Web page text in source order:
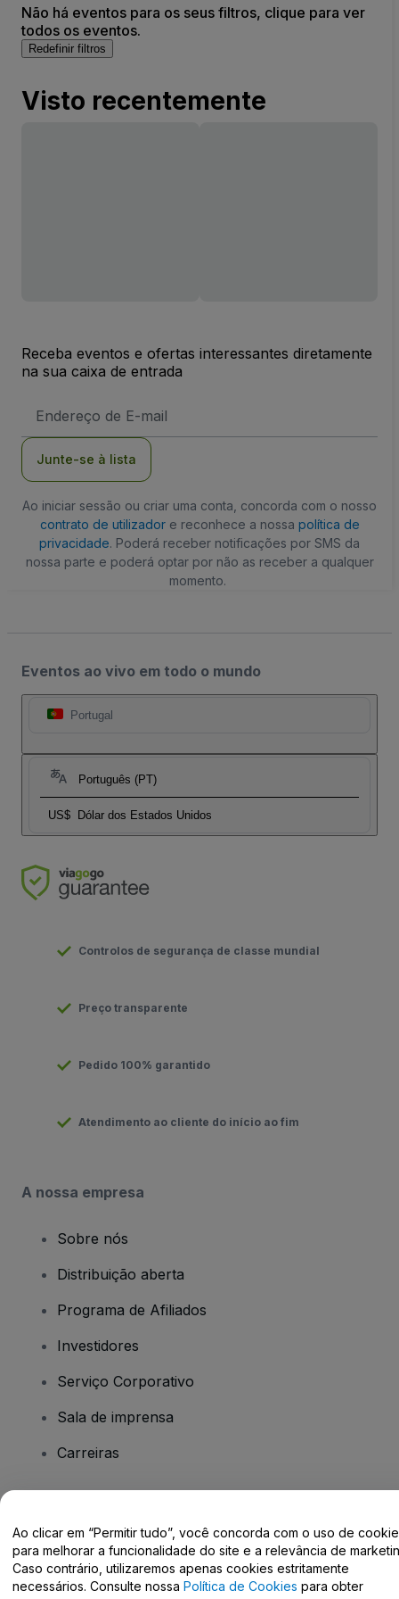
Não há eventos para os seus filtros, clique para ver
todos os eventos.
Redefinir filtros
Visto recentemente
Receba eventos e ofertas interessantes diretamente
na sua caixa de entrada
de
Junte-se à lista
Ao iniciar sessão ou criar uma conta, concorda com o nosso
contrato de utilizadore reconhece a nossa política de
privacidade. Poderá receber notificações por SMS da
nossa parte e poderá optar por não as receber a qualquer
momento.
Eventos ao vivo em todo o mundo
Portugal
Português (PT)
US$ Dólar dos Estados Unidos
Controlos de segurança de classe mundial
Preço transparente
Pedido 100% garantido
Atendimento ao cliente do início ao fim
A nossa empresa
Sobre nós
Distribuição aberta
Programa de Afiliados
Investidores
Serviço Corporativo
Sala de imprensa
Carreiras
Centro de Ajuda / Fale Conosco
Ao clicar em “Permitir tudo”, você concorda com o uso de
para melhorar a funcionalidade do site e a relevância de
Caso contrário, utilizaremos apenas cookies estritamente
necessários. Consulte nossa Política de Cookies para obter